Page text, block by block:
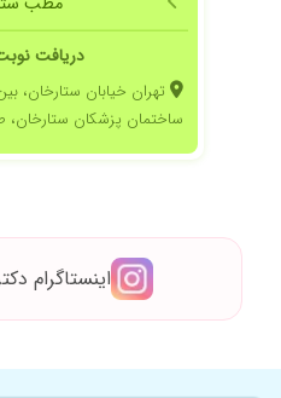
دریافت
تهران خیابان ستارخان،
ساختمان پزشکان ستارخان،
اینستاگرام